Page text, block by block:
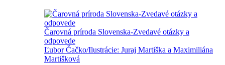
Čarovná príroda Slovenska-Zvedavé otázky a
odpovede
Ľubor Čačko/Ilustrácie: Juraj Martiška a Maximiliána
Martišková